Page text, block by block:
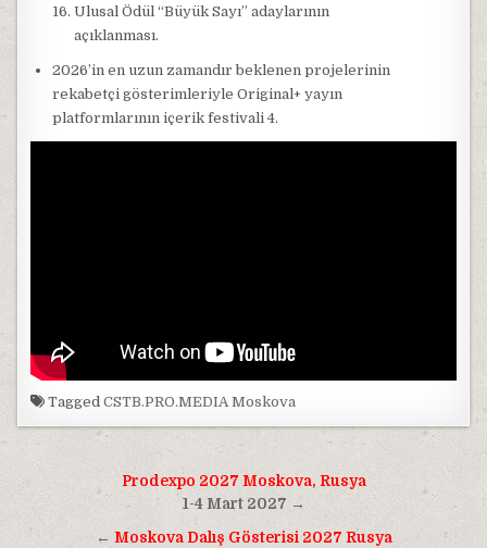
Ulusal Ödül “Büyük Sayı” adaylarının
açıklanması.
2026’in en uzun zamandır beklenen projelerinin
rekabetçi gösterimleriyle Original+ yayın
platformlarının içerik festivali 4.
TaggedCSTB.PRO.MEDIA Moskova
Yazı
gezinmesi
Prodexpo 2027 Moskova, Rusya
1-4 Mart 2027 →
← Moskova Dalış Gösterisi 2027 Rusya